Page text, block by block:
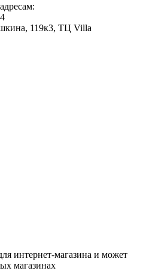
119к3, ТЦ Villa
интернет-магазина и может
магазинах